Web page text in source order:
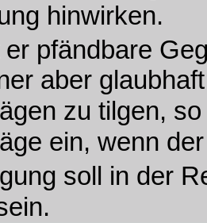
hinwirken.
er pfändbare
aber
zu tilgen,
ein, wenn
soll in der